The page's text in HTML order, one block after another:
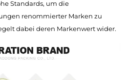
Standards, um die
renommierter Marken zu
dabei deren Markenwert wider.